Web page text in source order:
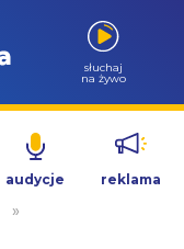
słuchaj
na żywo
audycje reklama
»